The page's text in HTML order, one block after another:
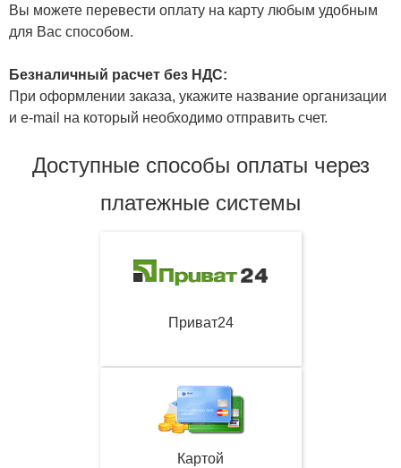
Вы можете перевести оплату на карту любым удобным
для Вас способом.
Безналичный расчет без НДС:
При оформлении заказа, укажите название организации
и e-mail на который необходимо отправить счет.
Доступные способы оплаты через
платежные системы
Приват24
Картой